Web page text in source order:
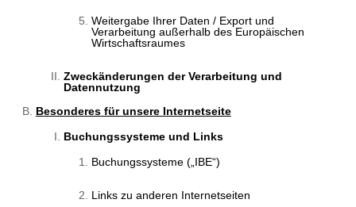
Weitergabe Ihrer Daten / Export und
Verarbeitung außerhalb des Europäischen
Wirtschaftsraumes
Zweckänderungen der Verarbeitung und
Datennutzung
Besonderes für unsere Internetseite
Buchungssysteme und Links
Buchungssysteme („IBE“)
Links zu anderen Internetseiten